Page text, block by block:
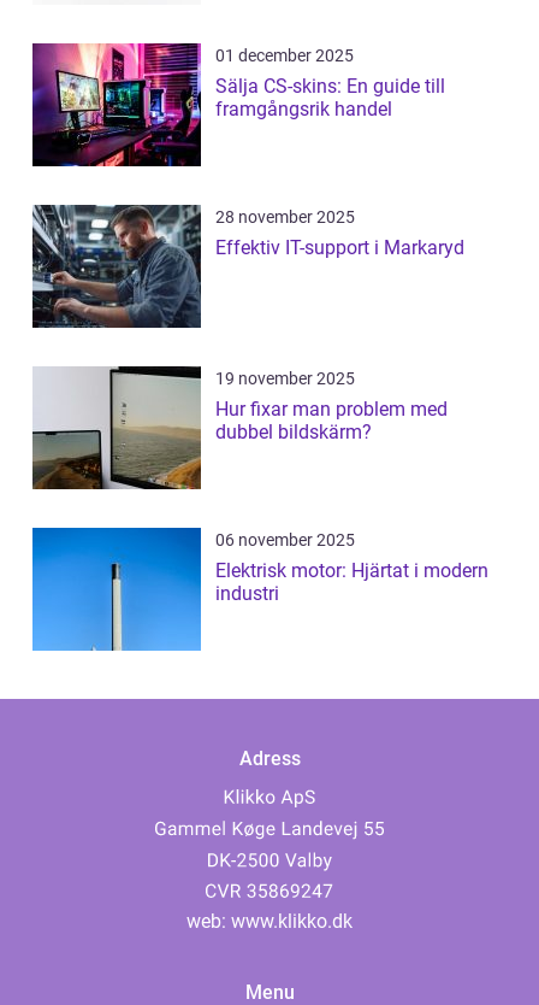
01 december 2025
Sälja CS-skins: En guide till
framgångsrik handel
28 november 2025
Effektiv IT-support i Markaryd
19 november 2025
Hur fixar man problem med
dubbel bildskärm?
06 november 2025
Elektrisk motor: Hjärtat i modern
industri
Adress
web: www.klikko.dk
Menu